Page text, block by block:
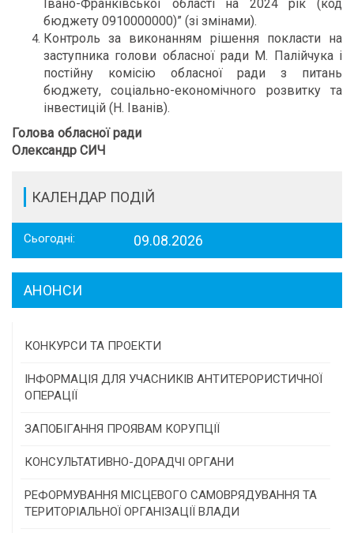
Івано-Франківської області на 2024 рік (код
бюджету 0910000000)” (зі змінами).
Контроль за виконанням рішення покласти на
заступника голови обласної ради М. Палійчука і
постійну комісію обласної ради з питань
бюджету, соціально-економічного розвитку та
інвестицій (Н. Іванів).
Голова обласної ради
Олександр СИЧ
КАЛЕНДАР ПОДІЙ
Сьогодні: 09.08.2026
АНОНСИ
КОНКУРСИ ТА ПРОЕКТИ
Конкурс проектів та програм місцевого
самоврядування
Конкурс інститутів громадянського суспільства
Програми/конкурси МТД
ІНФОРМАЦІЯ ДЛЯ УЧАСНИКІВ АНТИТЕРОРИСТИЧНОЇ
ОПЕРАЦІЇ
ЗАПОБІГАННЯ ПРОЯВАМ КОРУПЦІЇ
КОНСУЛЬТАТИВНО-ДОРАДЧІ ОРГАНИ
Консультативна рада
РЕФОРМУВАННЯ МІСЦЕВОГО САМОВРЯДУВАННЯ ТА
ТЕРИТОРІАЛЬНОЇ ОРГАНІЗАЦІЇ ВЛАДИ